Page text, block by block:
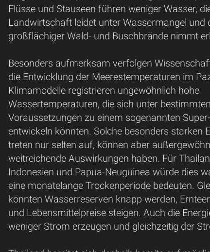
Flüsse und Stauseen führen weniger Wasser,
Landwirtschaft leidet unter Wassermangel und
großflächiger Wald- und Buschbrände nimmt
Besonders aufmerksam verfolgen
die Entwicklung der Meerestemperaturen im
Klimamodelle registrieren ungewöhnlich hohe
Wassertemperaturen, die sich unter bestimmten
Voraussetzungen zu einem sogenannten
entwickeln könnten. Solche besonders starken
treten nur selten auf, können aber
weitreichende Auswirkungen haben. Für
Indonesien und Papua-Neuguinea würde dies
eine monatelange Trockenperiode bedeuten.
könnten Wasserreserven knapp werden,
und Lebensmittelpreise steigen. Auch die
weniger Strom erzeugen und gleichzeitig der